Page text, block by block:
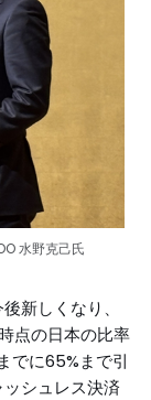
水野克己氏
新しくなり、
点の日本の比率
でに65%まで引
シュレス決済